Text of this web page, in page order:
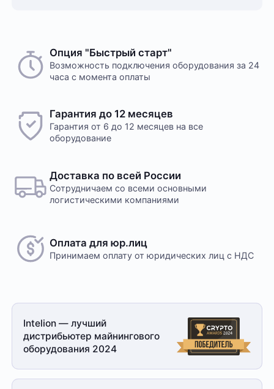
Опция "Быстрый старт"
Возможность подключения оборудования за 24
часа с момента оплаты
Гарантия до 12 месяцев
Гарантия от 6 до 12 месяцев на все
оборудование
Доставка по всей России
Сотрудничаем со всеми основными
логистическими компаниями
Оплата для юр.лиц
Принимаем оплату от юридических лиц с НДС
Intelion — лучший
дистрибьютер майнингового
оборудования 2024